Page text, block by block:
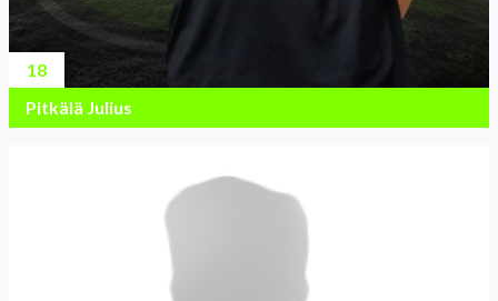
18
Pitkälä Julius